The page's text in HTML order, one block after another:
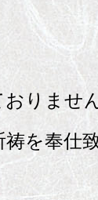
りませ
を奉仕